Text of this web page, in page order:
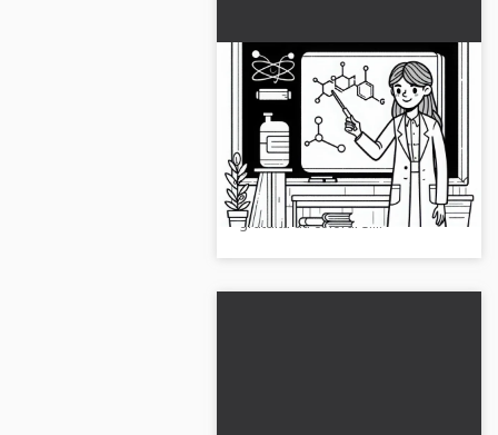
Una scienziata spiega
una teoria scientifica alla
lavagna – Disegno da
colorare gratuito
Scopri il disegno da colorare di
una scienziata che spiega una
teoria. Ottieni subito l'immagine
gratuita da colorare!...